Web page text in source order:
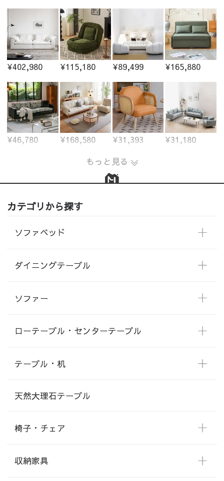
¥402,980 ¥115,180 ¥89,499 ¥165,880
¥46,780 ¥168,580 ¥31,393
¥31,180
もっと見る
カテゴリから探す
ソファベッド
ダイニングテーブル
ソファー
ローテーブル・センターテーブル
テーブル・机
天然大理石テーブル
椅子・チェア
収納家具